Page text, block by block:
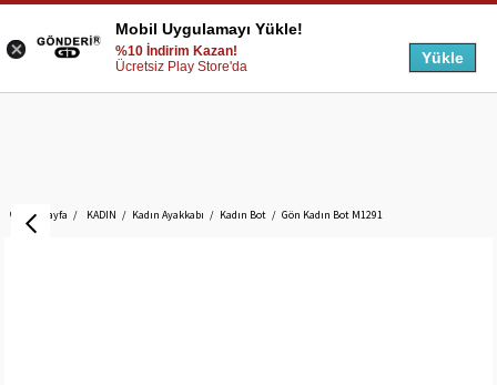
Anasayfa KADIN Kadın Ayakkabı Kadın Bot Gön Kadın Bot M1291
Mobil Uygulamayı Yükle!
%10 İndirim Kazan!
Ücretsiz Play Store'da
Yükle